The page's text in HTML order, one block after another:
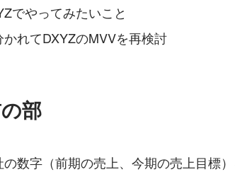
でやってみたいこと
れてDXYZのMVVを再検討
部
数字（前期の売上、今期の売上目標